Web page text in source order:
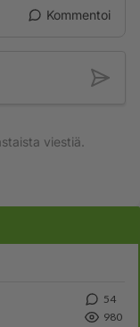
Kommentoi
viestiä.
54
980